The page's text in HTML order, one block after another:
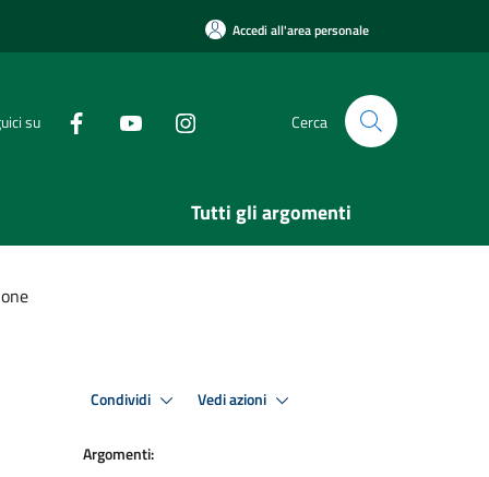
Accedi all'area personale
su Cerca
Tutti gli argomenti
Condividi Vedi azioni
Argomenti: